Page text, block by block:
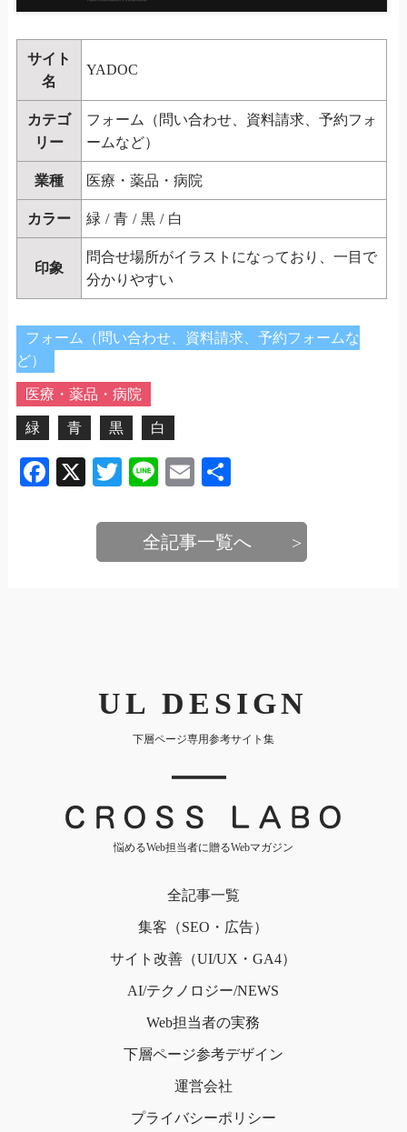
サイト
名
YADOC
カテゴ
リー
フォーム（問い合わせ、資料請求、予約フォ
ームなど）
業種 医療・薬品・病院
カラー 緑 / 青 / 黒 / 白
印象
問合せ場所がイラストになっており、一目で
分かりやすい
フォーム（問い合わせ、資料請求、予約フォームな
ど）
医療・薬品・病院
緑 青 黒 白
Facebook
X TwitterLineEmail
全記事一覧へ
UL DESIGN
下層ページ専用参考サイト集
｜
悩めるWeb担当者に贈るWebマガジン
全記事一覧
集客（SEO・広告）
サイト改善（UI/UX・GA4）
AI/テクノロジー/NEWS
Web担当者の実務
下層ページ参考デザイン
運営会社
プライバシーポリシー